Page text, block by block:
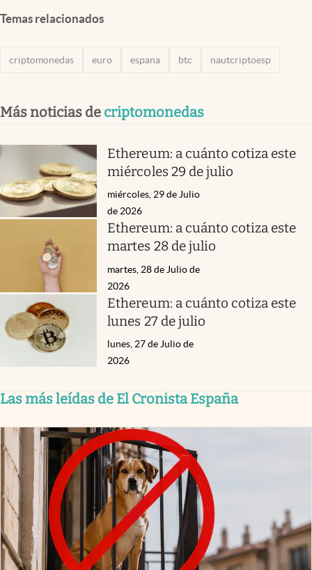
Temas relacionados
criptomonedas euro espana btc nautcriptoesp
Más noticias de criptomonedas
Ethereum: a cuánto cotiza este
miércoles 29 de julio
miércoles, 29 de Julio
de 2026
Ethereum: a cuánto cotiza este
martes 28 de julio
martes, 28 de Julio de
2026
Ethereum: a cuánto cotiza este
lunes 27 de julio
lunes, 27 de Julio de
2026
Las más leídas de El Cronista España